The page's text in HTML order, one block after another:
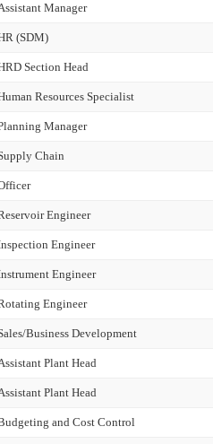
Manager
(SDM)
Section Head
Resources Specialist
Manager
Chain
Engineer
Engineer
Engineer
Engineer
Business Development
Plant Head
Plant Head
and Cost Control